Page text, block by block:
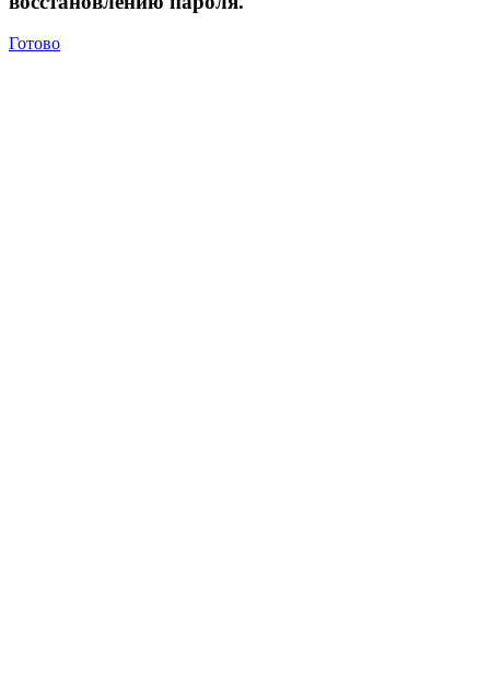
Готово